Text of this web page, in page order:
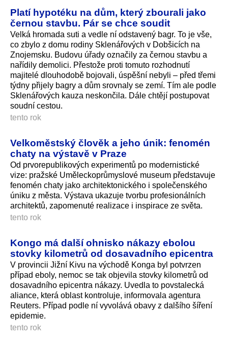
Platí hypotéku na dům, který zbourali jako
černou stavbu. Pár se chce soudit
Velká hromada suti a vedle ní odstavený bagr. To je vše,
co zbylo z domu rodiny Sklenářových v Dobšicích na
Znojemsku. Budovu úřady označily za černou stavbu a
nařídily demolici. Přestože proti tomuto rozhodnutí
majitelé dlouhodobě bojovali, úspěšní nebyli – před třemi
týdny přijely bagry a dům srovnaly se zemí. Tím ale podle
Sklenářových kauza neskončila. Dále chtějí postupovat
soudní cestou.
tento rok
Velkoměstský člověk a jeho únik: fenomén
chaty na výstavě v Praze
Od prvorepublikových experimentů po modernistické
vize: pražské Uměleckoprůmyslové museum představuje
fenomén chaty jako architektonického i společenského
úniku z města. Výstava ukazuje tvorbu profesionálních
architektů, zapomenuté realizace i inspirace ze světa.
tento rok
Kongo má další ohnisko nákazy ebolou
stovky kilometrů od dosavadního epicentra
V provincii Jižní Kivu na východě Konga byl potvrzen
případ eboly, nemoc se tak objevila stovky kilometrů od
dosavadního epicentra nákazy. Uvedla to povstalecká
aliance, která oblast kontroluje, informovala agentura
Reuters. Případ podle ní vyvolává obavy z dalšího šíření
epidemie.
tento rok